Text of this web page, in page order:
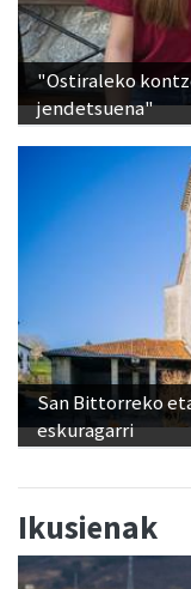
"Ostiraleko
jendetsuena"
San Bittorreko
eskuragarri